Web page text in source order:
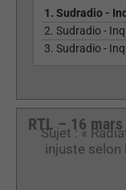
1. Sudradio -
2. Sudradio -
3. Sudradio -
RTL – 16
Sujet : «
injuste selon